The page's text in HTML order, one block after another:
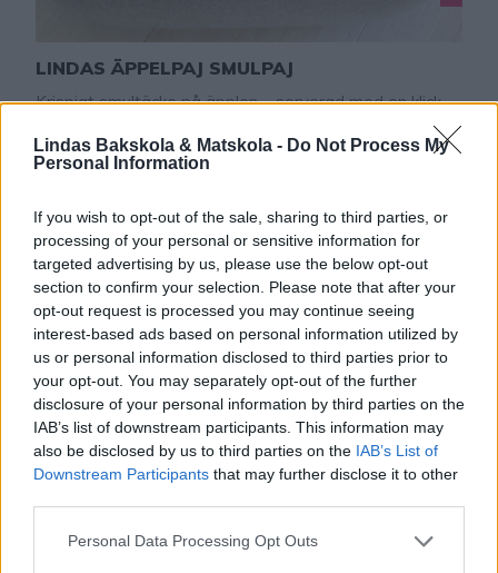
Lindas Bakskola & Matskola - Do Not Process My
Personal Information
If you wish to opt-out of the sale, sharing to third parties, or
processing of your personal or sensitive information for
targeted advertising by us, please use the below opt-out
section to confirm your selection. Please note that after your
opt-out request is processed you may continue seeing
interest-based ads based on personal information utilized by
us or personal information disclosed to third parties prior to
your opt-out. You may separately opt-out of the further
disclosure of your personal information by third parties on the
IAB’s list of downstream participants. This information may
also be disclosed by us to third parties on the IAB’s List of
Downstream Participants that may further disclose it to other
Personal Data Processing Opt Outs
LINDAS ÄPPELPAJ SMULPAJ
Krispigt smultäcke på äpplen – serverad med en klick
mycket bättre än så här. Perfekt att baka när helgen
Servera med en god vaniljsås – recept finns här! Här
hittar du fler goda pajrecept – klicka här! …